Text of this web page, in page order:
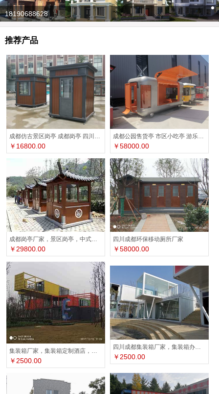
18190688628
推荐产品
￥16800.00 ￥58000.00
成都岗亭厂家，景区岗亭，中式岗亭，仿古岗亭
￥29800.00
四川成都环保移动厕所厂家
￥58000.00
集装箱厂家，集装箱定制酒店，集装箱定制咖啡厅
￥2500.00
四川成都集装箱厂家，集装箱办公室，集装箱酒店民宿
￥2500.00